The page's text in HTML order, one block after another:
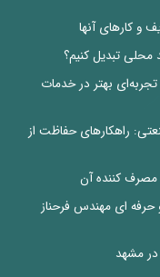
و کارهای آنها
تبدیل کنیم؟
بهتر در خدمات
راهکارهای حفاظت از
مصرف کننده آن
ای مهندس فرحناز
مشهد